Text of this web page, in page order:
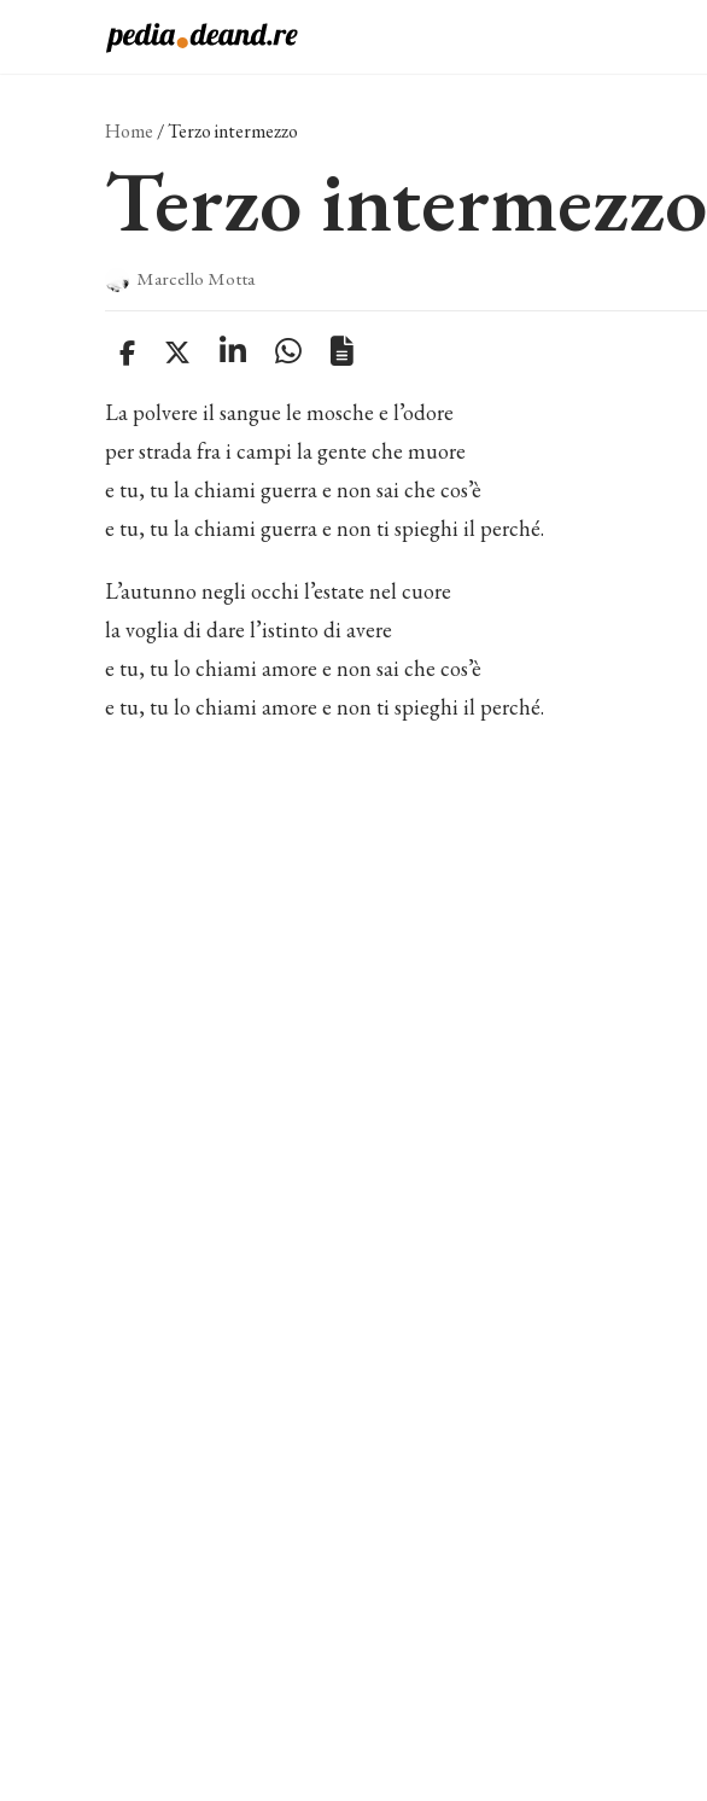
Home /Terzo intermezzo
Terzo intermezzo
Marcello Motta
La polvere il sangue le mosche e l’odore
per strada fra i campi la gente che muore
e tu, tu la chiami guerra e non sai che cos’è
e tu, tu la chiami guerra e non ti spieghi il perché.
L’autunno negli occhi l’estate nel cuore
la voglia di dare l’istinto di avere
e tu, tu lo chiami amore e non sai che cos’è
e tu, tu lo chiami amore e non ti spieghi il perché.